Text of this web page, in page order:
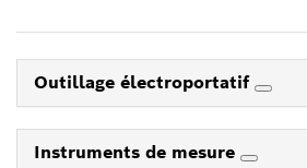
Outillage électroportatif
Instruments de mesure